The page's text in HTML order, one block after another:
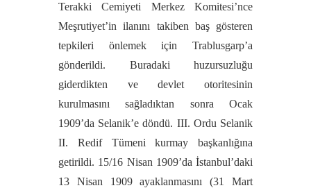
Terakki Cemiyeti Merkez Komitesi’nce
Meşrutiyet’in ilanını takiben baş gösteren
tepkileri önlemek için Trablusgarp’a
gönderildi. Buradaki huzursuzluğu
giderdikten ve devlet otoritesinin
kurulmasını sağladıktan sonra Ocak
1909’da Selanik’e döndü. III. Ordu Selanik
II. Redif Tümeni kurmay başkanlığına
getirildi. 15/16 Nisan 1909’da İstanbul’daki
13 Nisan 1909 ayaklanmasını (31 Mart